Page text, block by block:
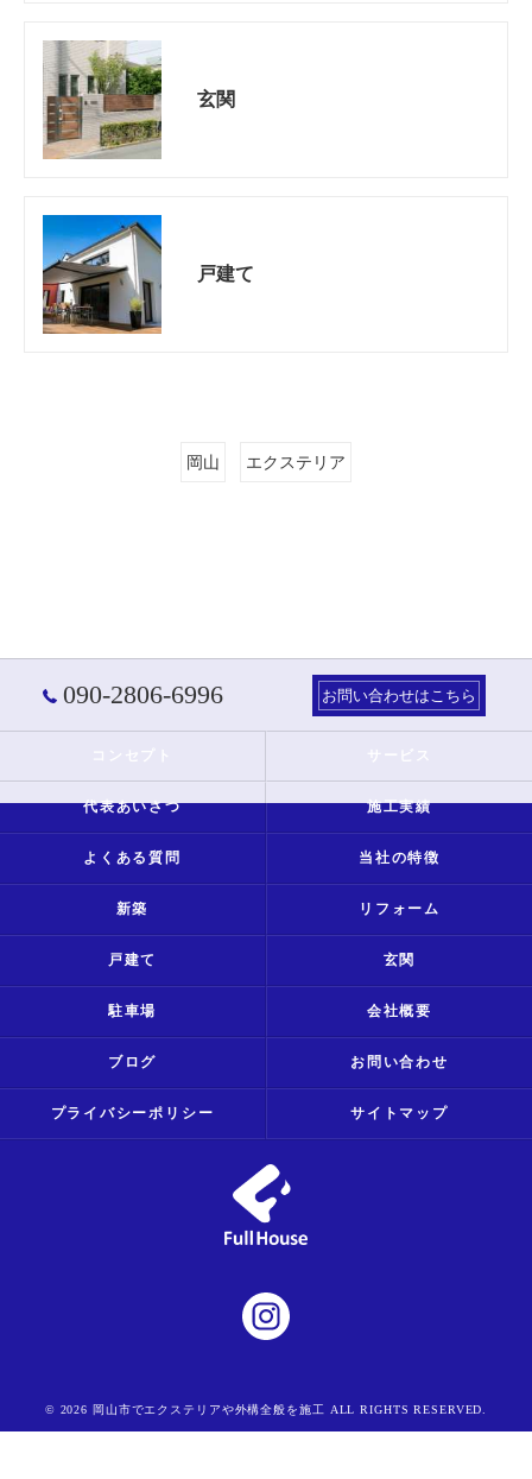
玄関
戸建て
岡山 エクステリア
090-2806-6996 お問い合わせはこちら
代表あいさつ 施工実績
よくある質問 当社の特徴
新築 リフォーム
戸建て 玄関
駐車場 会社概要
ブログ お問い合わせ
プライバシーポリシー サイトマップ
© 2026 岡山市でエクステリアや外構全般を施工 ALL RIGHTS RESERVED.